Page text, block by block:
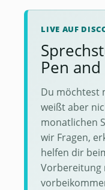
LIVE AUF
Pen
Du möchtest
weißt aber
monatlichen
wir Fragen,
helfen dir
Vorbereitung